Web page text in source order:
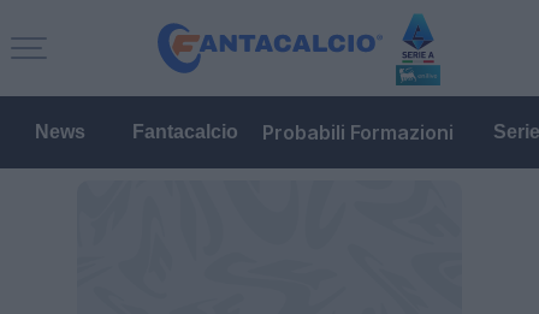
News Fantacalcio Probabili Formazioni